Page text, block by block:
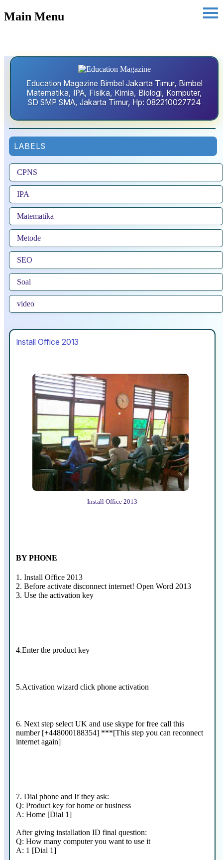
Main Menu
Education Magazine Bimbel Jakarta Timur, Bimbel
Matematika, IPA, Fisika, Kimia, Biologi, Komputer,
SD SMP SMA, Jakarta Timur, Hp: 082210027724
LABELS
CPNS
IPA
Matematika
Metode
SEO
Soal
video
Install Office 2013
Install Office 2013
BY PHONE
1. Install Office 2013
2. Before activate disconnect internet! Open Word 2013
3. Use the activation key
4.Enter the product key
5.Activation wizard click phone activation
6. Next step select UK and use skype for free call this
number [+448000188354] ***[This step you can reconnect
internet again]
7. Dial phone and If they ask:
Q: Product key for home or business
A: Home [Dial 1]
After giving installation ID final question:
Q: How many computer you want to use it
A: 1 [Dial 1]